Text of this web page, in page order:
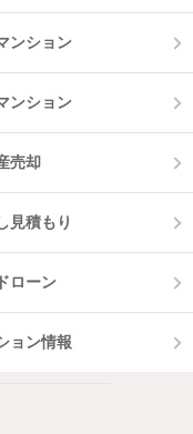
ンション
ンション
売却
見積もり
ローン
ョン情報